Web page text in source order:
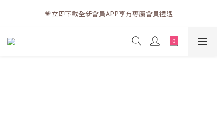
💗訂單一般送貨時間為3至5個工作天 (星期六、日及公眾假期並非
工作天)
💗立即下載全新會員APP享有專屬會員禮遇
💗訂單一般送貨時間為3至5個工作天 (星期六、日及公眾假期並非